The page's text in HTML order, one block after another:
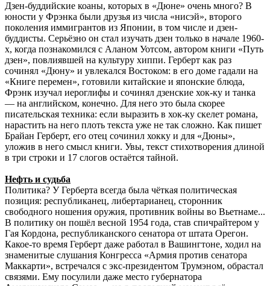
Дзен-буддийские коаны, которых в «Дюне» очень много? В
юности у Фрэнка были друзья из числа «нисэй», второго
поколения иммигрантов из Японии, в том числе и дзен-
буддисты. Серьёзно он стал изучать дзен только в начале 1960-
х, когда познакомился с Аланом Уотсом, автором книги «Путь
дзен», повлиявшей на культуру хиппи. Герберт как раз
сочинял «Дюну» и увлекался Востоком: в его доме гадали на
«Книге перемен», готовили китайские и японские блюда,
Фрэнк изучал иероглифы и сочинял дзенские хок-ку и танка
— на английском, конечно. Для него это была скорее
писательская техника: если выразить в хок-ку скелет романа,
нарастить на него плоть текста уже не так сложно. Как пишет
Брайан Герберт, его отец сочинил хокку и для «Дюны»,
уложив в него смысл книги. Увы, текст стихотворения длиной
в три строки и 17 слогов остаётся тайной.
Нефть и судьба
Политика? У Герберта всегда была чёткая политическая
позиция: республиканец, либертарианец, сторонник
свободного ношения оружия, противник войны во Вьетнаме...
В политику он пошёл весной 1954 года, став спичрайтером у
Гая Кордона, республиканского сенатора от штата Орегон.
Какое-то время Герберт даже работал в Вашингтоне, ходил на
знаменитые слушания Конгресса «Армия против сенатора
Маккарти», встречался с экс-президентом Трумэном, обрастал
связями. Ему посулили даже место губернатора